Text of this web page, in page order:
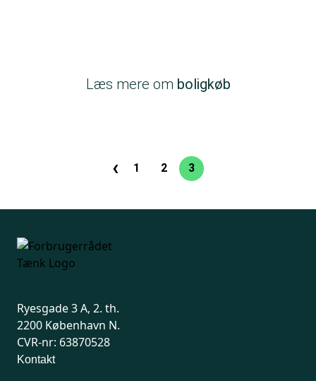
Læs mere om boligkøb
Sideinddeling
side
‹ 1
Side
2
Nuværende
3
Ryesgade 3 A, 2. th.
2200 København N.
CVR-nr: 63870528
Kontakt